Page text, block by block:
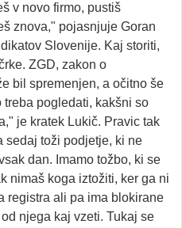
v novo firmo, pustiš
znova," pojasnjuje Goran
Slovenije. Kaj storiti,
ZGD, zakon o
bil spremenjen, a očitno še
pogledati, kakšni so
je kratek Lukič. Pravic tak
sedaj toži podjetje, ki ne
dan. Imamo tožbo, ki se
nimaš koga iztožiti, ker ga ni
registra ali pa ima blokirane
njega kaj vzeti. Tukaj se